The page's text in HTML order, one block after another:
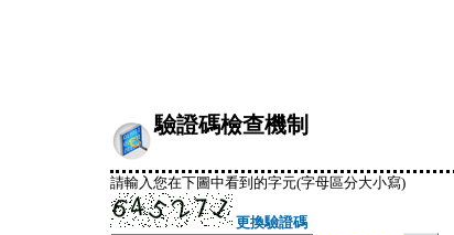
驗證碼檢查機制
請輸入您在下圖中看到的字元(字母區分大小寫)
更換驗證碼